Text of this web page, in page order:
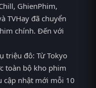
GhienPhim,
TVHay đã chuyển
chính. Đến với
triệu đô: Từ Tokyo
toàn bộ kho phim
cập nhật mới mỗi 10